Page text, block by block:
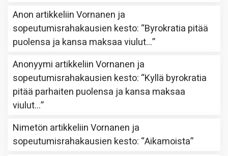
Anon artikkeliinVornanen ja
sopeutumisrahakausien kesto: “Byrokratia pitää
puolensa ja kansa maksaa viulut…”
Anonyymi artikkeliinVornanen ja
sopeutumisrahakausien kesto: “Kyllä byrokratia
pitää parhaiten puolensa ja kansa maksaa
viulut…”
Nimetön artikkeliinVornanen ja
sopeutumisrahakausien kesto: “Aikamoista”